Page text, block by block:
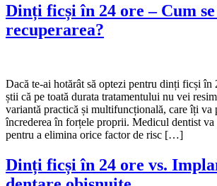
Dinți ficși în 24 ore – Cum
recuperarea?
Dacă te-ai hotărât să optezi pentru dinți ficși în
știi că pe toată durata tratamentului nu vei
variantă practică și multifuncțională, care îți va
încrederea în forțele proprii. Medicul dentist va
pentru a elimina orice factor de risc […]
Dinți ficși în 24 ore vs.